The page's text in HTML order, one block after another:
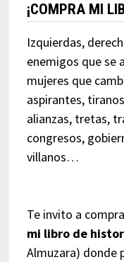
¡COMPRA MI
Izquierdas,
enemigos que se
mujeres que
aspirantes,
alianzas, tretas,
congresos,
villanos…
Te invito a
mi libro de
Almuzara) donde